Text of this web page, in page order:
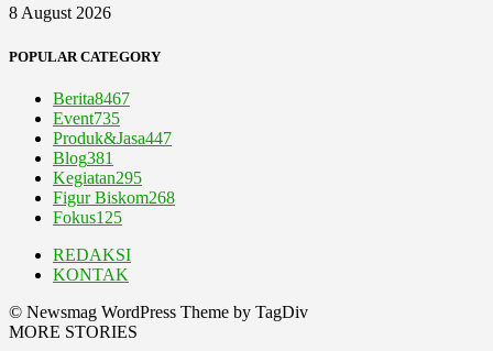
8 August 2026
POPULAR CATEGORY
Berita8467
Event735
Produk&Jasa447
Blog381
Kegiatan295
Figur Biskom268
Fokus125
REDAKSI
KONTAK
© Newsmag WordPress Theme by TagDiv
MORE STORIES